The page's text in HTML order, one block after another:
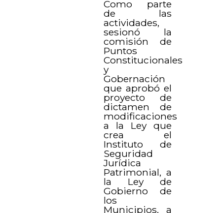
Como parte
de las
actividades,
sesionó la
comisión de
Puntos
Constitucionales
y
Gobernación
que aprobó el
proyecto de
dictamen de
modificaciones
a la Ley que
crea el
Instituto de
Seguridad
Jurídica
Patrimonial, a
la Ley de
Gobierno de
los
Municipios, a